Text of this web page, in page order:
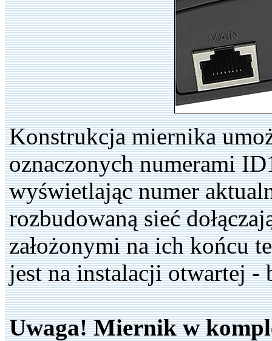
Konstrukcja miernika
oznaczonych numerami
wyświetlając numer
rozbudowaną sieć
założonymi na ich końcu
jest na instalacji otwartej -
Uwaga! Miernik w